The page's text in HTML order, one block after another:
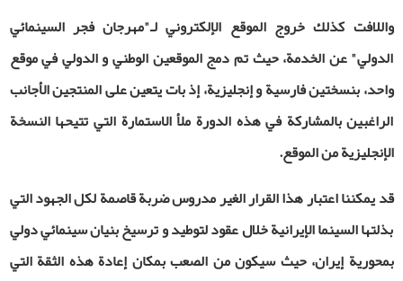
واللافت كذلك خروج الموقع الإلكتروني لـ"مهرجان فجر السينمائي
الدولي" عن الخدمة، حيث تم دمج الموقعين الوطني و الدولي في موقع
واحد، بنسختين فارسية و إنجليزية، إذ بات يتعين على المنتجين الأجانب
الراغبين بالمشاركة في هذه الدورة ملأ الاستمارة التي تتيحها النسخة
الإنجليزية من الموقع.
قد يمكننا اعتبار هذا القرار الغير مدروس ضربة قاصمة لكل الجهود التي
بذلتها السينما الإيرانية خلال عقود لتوطيد و ترسيخ بنيان سينمائي دولي
بمحورية إيران، حيث سيكون من الصعب بمكان إعادة هذه الثقة التي